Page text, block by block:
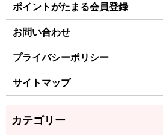
ポイントがたまる会員登録
お問い合わせ
プライバシーポリシー
サイトマップ